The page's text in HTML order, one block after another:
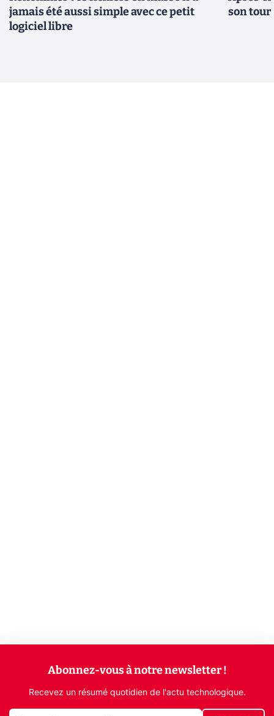
jamais été aussi simple avec ce petit
logiciel libre
son tour
Abonnez-vous à notre newsletter !
Recevez un résumé quotidien de l'actu technologique.